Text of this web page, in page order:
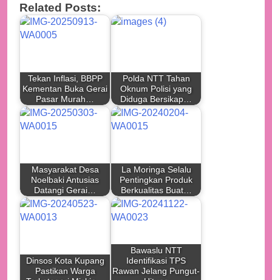
Related Posts:
Tekan Inflasi, BBPP
Kementan Buka Gerai
Pasar Murah…
Polda NTT Tahan
Oknum Polisi yang
Diduga Bersikap…
Masyarakat Desa
Noelbaki Antusias
Datangi Gerai…
La Moringa Selalu
Pentingkan Produk
Berkualitas Buat…
Dinsos Kota Kupang
Pastikan Warga
Bawaslu NTT
Identifikasi TPS
Rawan Jelang Pungut-